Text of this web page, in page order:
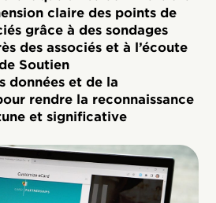
claire des points de
grâce à des sondages
des associés et à l’écoute
Soutien
données et de la
rendre la reconnaissance
et significative